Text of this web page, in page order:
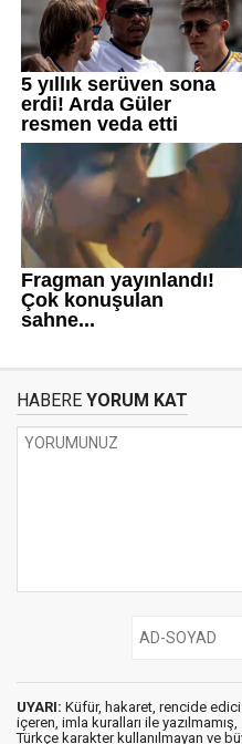
HABERE YORUM KAT
UYARI: Küfür, hakaret, rencide edici
içeren, imla kuralları ile yazılmamış,
Türkçe karakter kullanılmayan ve